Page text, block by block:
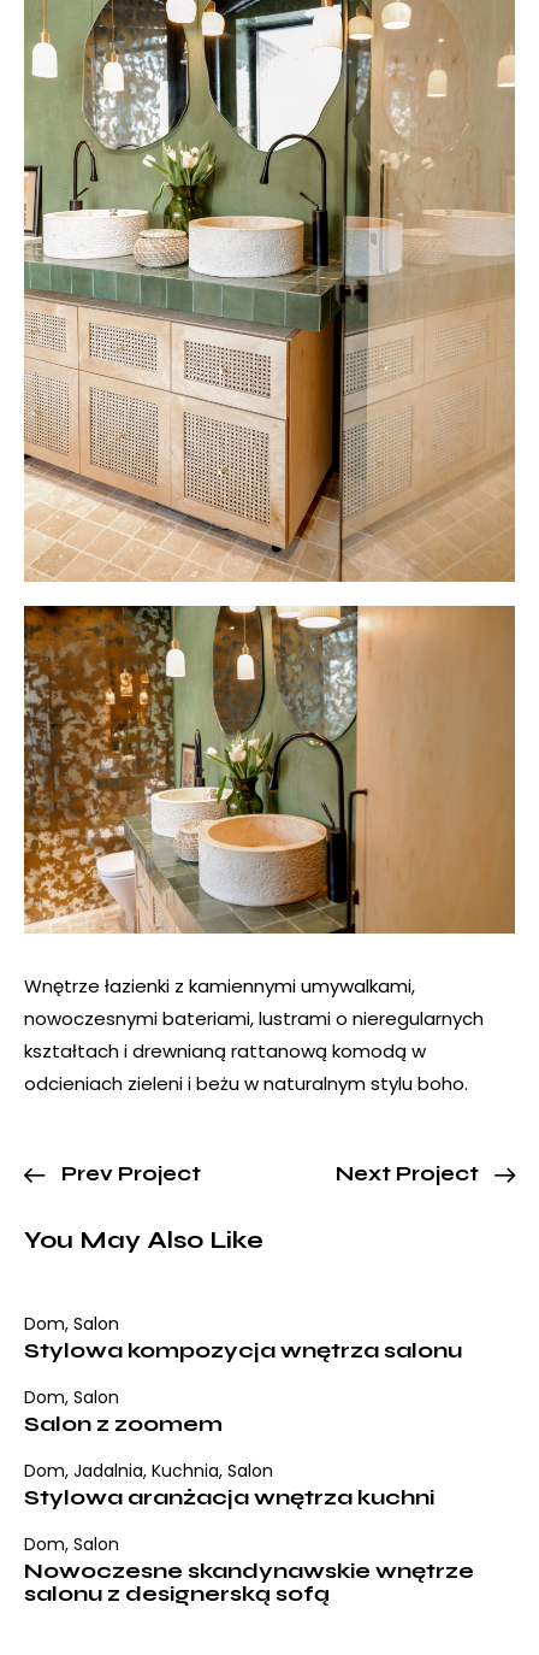
Wnętrze łazienki z kamiennymi umywalkami,
nowoczesnymi bateriami, lustrami o nieregularnych
kształtach i drewnianą rattanową komodą w
odcieniach zieleni i beżu w naturalnym stylu boho.
Prev Project Next Project
You May Also Like
Dom, Salon
Stylowa kompozycja wnętrza salonu
Dom, Salon
Salon z zoomem
Dom, Jadalnia, Kuchnia, Salon
Stylowa aranżacja wnętrza kuchni
Dom, Salon
Nowoczesne skandynawskie wnętrze
salonu z designerską sofą